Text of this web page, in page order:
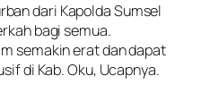
dari Kapolda Sumsel
bagi semua.
semakin erat dan dapat
di Kab. Oku, Ucapnya.